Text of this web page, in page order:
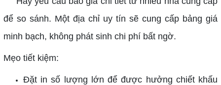
để so sánh. Một địa chỉ uy tín sẽ cung cấp bảng giá
minh bạch, không phát sinh chi phí bất ngờ.
Mẹo tiết kiệm:
Đặt in số lượng lớn để được hưởng chiết khấu